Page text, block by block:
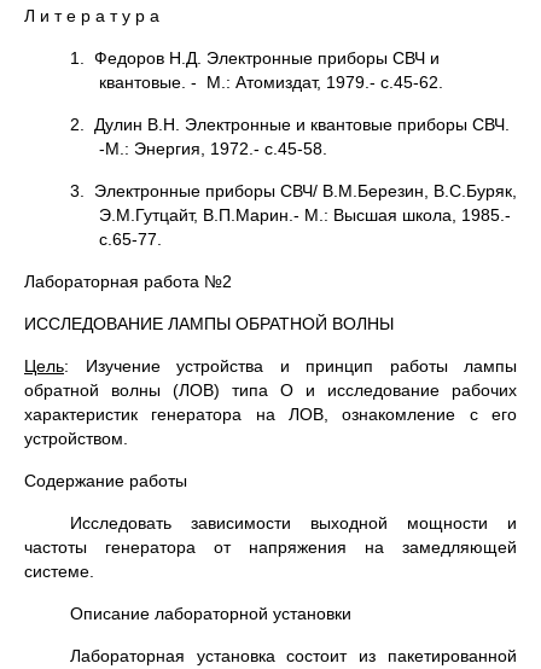
Л и т е р а т у р а
1. Федоров Н.Д. Электронные приборы СВЧ и
квантовые. - М.: Атомиздат, 1979.- с.45-62.
2. Дулин В.Н. Электронные и квантовые приборы СВЧ.
-М.: Энергия, 1972.- с.45-58.
3. Электронные приборы СВЧ/ В.М.Березин, В.С.Буряк,
Э.М.Гутцайт, В.П.Марин.- М.: Высшая школа, 1985.-
с.65-77.
Лабораторная работа №2
ИССЛЕДОВАНИЕ ЛАМПЫ ОБРАТНОЙ ВОЛНЫ
Цель: Изучение устройства и принцип работы лампы
обратной волны (ЛОВ) типа О и исследование рабочих
характеристик генератора на ЛОВ, ознакомление с его
устройством.
Содержание работы
Исследовать зависимости выходной мощности и
частоты генератора от напряжения на замедляющей
системе.
Описание лабораторной установки
Лабораторная установка состоит из пакетированной